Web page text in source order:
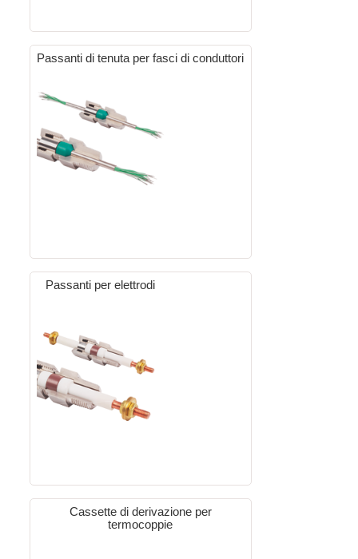
Passanti di tenuta per fasci di conduttori
Passanti per elettrodi
Cassette di derivazione per
termocoppie